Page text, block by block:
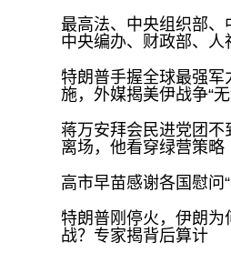
最高法、中央组织部、
中央编办、财政部、人
特朗普手握全球最强军
施，外媒揭美伊战争“
蒋万安拜会民进党团不
离场，他看穿绿营策略
高市早苗感谢各国慰问
特朗普刚停火，伊朗为
战？专家揭背后算计